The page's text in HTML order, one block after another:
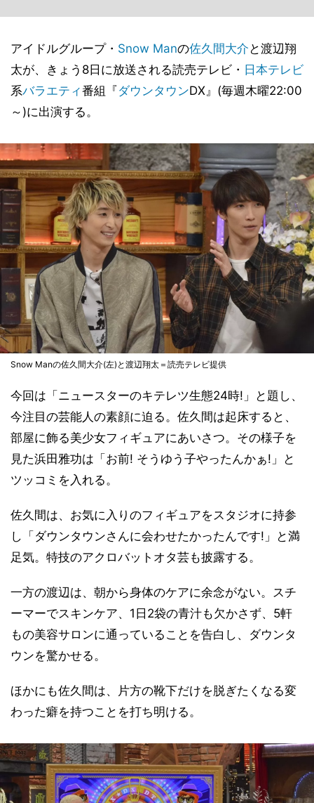
アイドルグループ・ Snow Manの佐久間大介 と渡辺翔
太が、きょう8日に放送される読売テレビ・ 日本テレビ
系バラエティ番組『ダウンタウンDX』(毎週木曜22:00
～)に出演する。
Snow Manの佐久間大介(左)と渡辺翔太＝読売テレビ提供
今回は「ニュースターのキテレツ生態24時!」と題し、
今注目の芸能人の素顔に迫る。佐久間は起床すると、
部屋に飾る美少女フィギュアにあいさつ。その様子を
見た浜田雅功は「お前! そうゆう子やったんかぁ!」と
ツッコミを入れる。
佐久間は、お気に入りのフィギュアをスタジオに持参
し「ダウンタウンさんに会わせたかったんです!」と満
足気。特技のアクロバットオタ芸も披露する。
一方の渡辺は、朝から身体のケアに余念がない。スチ
ーマーでスキンケア、1日2袋の青汁も欠かさず、5軒
もの美容サロンに通っていることを告白し、ダウンタ
ウンを驚かせる。
ほかにも佐久間は、片方の靴下だけを脱ぎたくなる変
わった癖を持つことを打ち明ける。